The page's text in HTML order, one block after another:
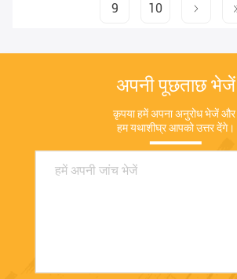
9 10
अपनी पूछताछ भेजें
कृपया हमें अपना अनुरोध भेजें और
हम यथाशीघ्र आपको उत्तर देंगे।